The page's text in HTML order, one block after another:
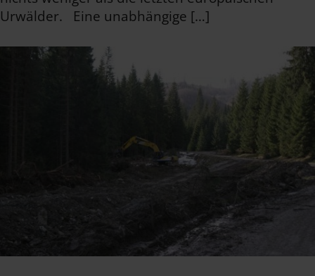
Urwälder. Eine unabhängige […]